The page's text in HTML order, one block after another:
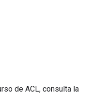
de ACL, consulta la